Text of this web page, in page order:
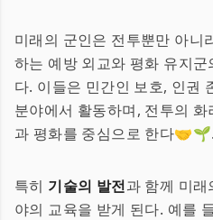
미래의 군인은 전투뿐만 아니
하는 예방 외교와 평화 유지
다. 이들은 민간인 보호, 인권
분야에서 활동하며, 전투의
과 평화를 중심으로 한다🤝🌱.
특히 기술의 발전과 함께 미
야의 교육을 받게 된다. 예를